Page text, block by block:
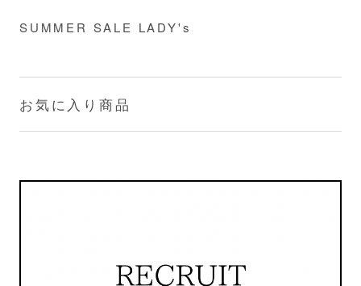
SUMMER SALE LADY's
お気に入り商品